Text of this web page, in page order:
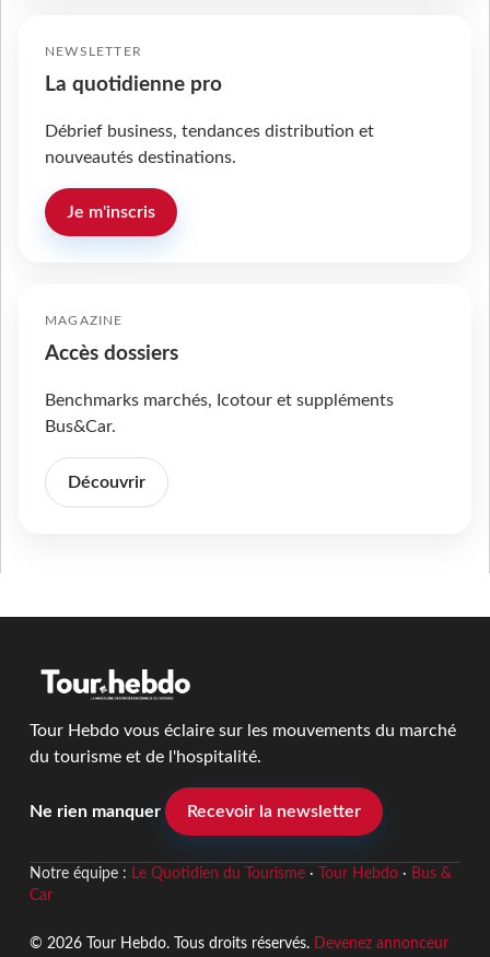
NEWSLETTER
La quotidienne pro
Débrief business, tendances distribution et
nouveautés destinations.
Je m'inscris
MAGAZINE
Accès dossiers
Benchmarks marchés, Icotour et suppléments
Bus&Car.
Découvrir
Tour Hebdo vous éclaire sur les mouvements du marché
du tourisme et de l'hospitalité.
Ne rien manquer Recevoir la newsletter
Notre équipe : Le Quotidien du Tourisme· Tour Hebdo· Bus &
Car
© 2026 Tour Hebdo. Tous droits réservés. Devenez annonceur